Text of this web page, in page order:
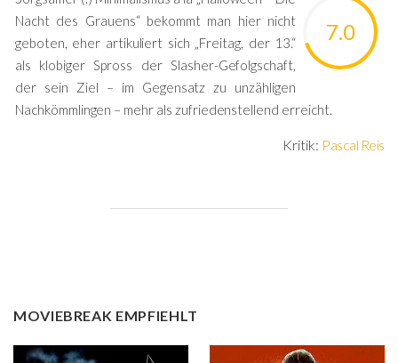
7.0
Nacht des Grauens“ bekommt man hier nicht
geboten, eher artikuliert sich „Freitag, der 13.“
als klobiger Spross der Slasher-Gefolgschaft,
der sein Ziel – im Gegensatz zu unzähligen
Nachkömmlingen – mehr als zufriedenstellend erreicht.
Kritik: Pascal Reis
MOVIEBREAK EMPFIEHLT